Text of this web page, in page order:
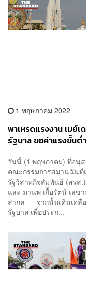
1 พฤษภาคม 2022
พาเหรดแรงงาน เมย์
รัฐบาล ขอค่าแรงขั้นต่
วันนี้ (1 พฤษภาคม) ที่อนุ
คณะกรรมการสมานฉันท์
รัฐวิสาหกิจสัมพันธ์ (สรส
และ มานพ เกื้อรัตน์ เลข
สากล จากนั้นเดินเคลื่อ
รัฐบาล เพื่อประก...